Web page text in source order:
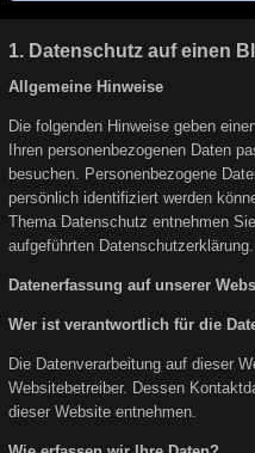
1. Datenschutz auf einen
Allgemeine Hinweise
Die folgenden Hinweise geben
Ihren personenbezogenen Daten
besuchen. Personenbezogene
persönlich identifiziert werden
Thema Datenschutz entnehmen
aufgeführten Datenschutzerklärung.
Datenerfassung auf unserer
Wer ist verantwortlich für die
Die Datenverarbeitung auf dieser
Websitebetreiber. Dessen
dieser Website entnehmen.